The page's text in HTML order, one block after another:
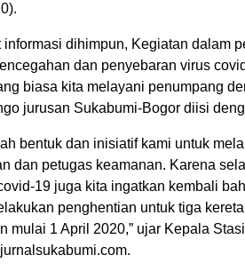
informasi dihimpun, Kegiatan dalam
dan penyebaran virus
biasa kita melayani penumpang
jurusan Sukabumi-Bogor diisi
bentuk dan inisiatif kami untuk
dan petugas keamanan. Karena
19 juga kita ingatkan kembali
penghentian untuk tiga
mulai 1 April 2020,” ujar Kepala